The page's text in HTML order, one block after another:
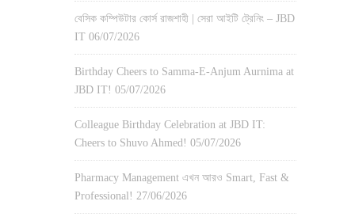
বেসিক কম্পিউটার কোর্স রাজশাহী | সেরা আইটি ট্রেনিং – JBD
IT 06/07/2026
Birthday Cheers to Samma-E-Anjum Aurnima at
JBD IT! 05/07/2026
Colleague Birthday Celebration at JBD IT:
Cheers to Shuvo Ahmed! 05/07/2026
Pharmacy Management এখন আরও Smart, Fast &
Professional! 27/06/2026